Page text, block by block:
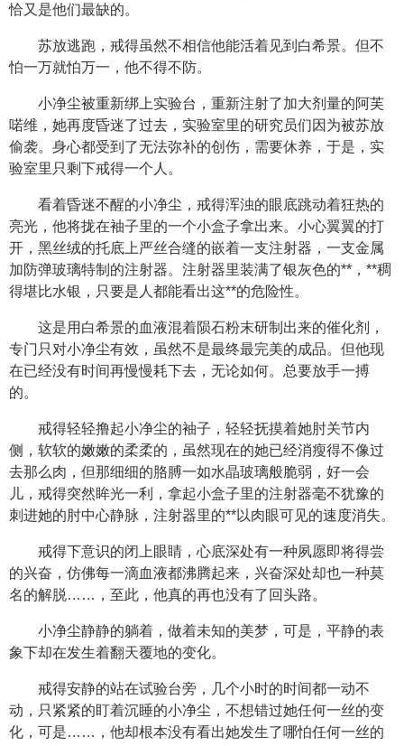
恰又是他们最缺的。
苏放逃跑，戒得虽然不相信他能活着见到白希景。但不
怕一万就怕万一，他不得不防。
小净尘被重新绑上实验台，重新注射了加大剂量的阿芙
喏维，她再度昏迷了过去，实验室里的研究员们因为被苏放
偷袭。身心都受到了无法弥补的创伤，需要休养，于是，实
验室里只剩下戒得一个人。
看着昏迷不醒的小净尘，戒得浑浊的眼底跳动着狂热的
亮光，他将拢在袖子里的一个小盒子拿出来。小心翼翼的打
开，黑丝绒的托底上严丝合缝的嵌着一支注射器，一支金属
加防弹玻璃特制的注射器。注射器里装满了银灰色的**，**稠
得堪比水银，只要是人都能看出这**的危险性。
这是用白希景的血液混着陨石粉末研制出来的催化剂，
专门只对小净尘有效，虽然不是最终最完美的成品。但他现
在已经没有时间再慢慢耗下去，无论如何。总要放手一搏
的。
戒得轻轻撸起小净尘的袖子，轻轻抚摸着她肘关节内
侧，软软的嫩嫩的柔柔的，虽然现在的她已经消瘦得不像过
去那么肉，但那细细的胳膊一如水晶玻璃般脆弱，好一会
儿，戒得突然眸光一利，拿起小盒子里的注射器毫不犹豫的
刺进她的肘中心静脉，注射器里的**以肉眼可见的速度消失。
戒得下意识的闭上眼睛，心底深处有一种夙愿即将得尝
的兴奋，仿佛每一滴血液都沸腾起来，兴奋深处却也一种莫
名的解脱……，至此，他真的再也没有了回头路。
小净尘静静的躺着，做着未知的美梦，可是，平静的表
象下却在发生着翻天覆地的变化。
戒得安静的站在试验台旁，几个小时的时间都一动不
动，只紧紧的盯着沉睡的小净尘，不想错过她任何一丝的变
化，可是……，他却根本没有看出她发生了哪怕任何一丝的